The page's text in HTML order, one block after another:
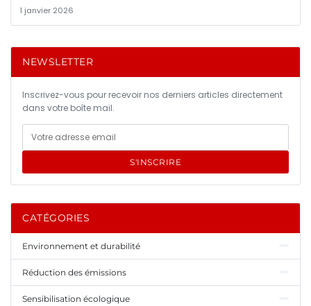
1 janvier 2026
NEWSLETTER
Inscrivez-vous pour recevoir nos derniers articles directement
dans votre boîte mail.
S'INSCRIRE
CATÉGORIES
Environnement et durabilité
Réduction des émissions
Sensibilisation écologique